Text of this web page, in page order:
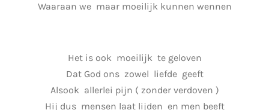
Waaraan we maar moeilijk kunnen wennen
Het is ook moeilijk te geloven
Dat God ons zowel liefde geeft
Alsook allerlei pijn ( zonder verdoven )
Hij dus mensen laat lijden en men beeft